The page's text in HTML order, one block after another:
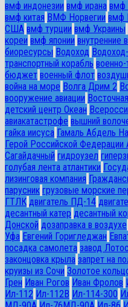
вмф индонезии вмф ирана вмф
вмф китая ВМФ Норвегии вмф
США вмф турции вмф Украины
кореи вмф японии внутренние
биоресурсы Водоход
транспортный корабль
бюджет военный флот
война на море Волга Дрим 2
вооружение авиации
детский центр Океан
авиакатастрофе вышний
гайка иисуса Гамаль Абдель
Герой Российской
Сагайдачный гидроузел
голубая лента атлантики
лизинговая компания
парусник грузовые морские
ГТЛК двигатель ПД-14
десантный катер десантный
Донской дозаправка в воздухе
Уфа Евгений Горигледжан
посадка самолета завод Лотос
законцовка крыла запрет на
круизы из Сочи Золотое
Грен Иван Рогов Иван Фролов
Ил-112 Ил-112В Ил-114-300